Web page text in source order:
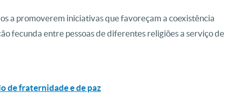
a promoverem iniciativas que favoreçam a coexistência
fecunda entre pessoas de diferentes religiões a serviço de
de fraternidade e de paz